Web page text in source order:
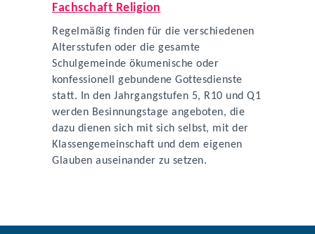
Fachschaft Religion
Regelmäßig finden für die verschiedenen
Altersstufen oder die gesamte
Schulgemeinde ökumenische oder
konfessionell gebundene Gottesdienste
statt. In den Jahrgangstufen 5, R10 und Q1
werden Besinnungstage angeboten, die
dazu dienen sich mit sich selbst, mit der
Klassengemeinschaft und dem eigenen
Glauben auseinander zu setzen.